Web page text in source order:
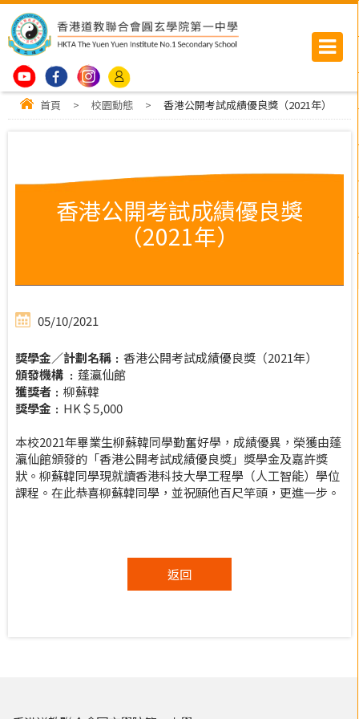
首頁 > 校園動態 > 香港公開考試成績優良獎（2021年）
香港公開考試成績優良獎
（2021年）
05/10/2021
獎學金／計劃名稱﹕ 香港公開考試成績優良獎（2021年）
頒發機構 ﹕ 蓬瀛仙館
獲獎者﹕ 柳蘇韓
獎學金﹕ HK＄5,000
本校2021年畢業生柳蘇韓同學勤奮好學，成績優異，榮獲由蓬
瀛仙館頒發的「香港公開考試成績優良獎」獎學金及嘉許獎
狀。柳蘇韓同學現就讀香港科技大學工程學（人工智能）學位
課程。在此恭喜柳蘇韓同學，並祝願他百尺竿頭，更進一步。
返回